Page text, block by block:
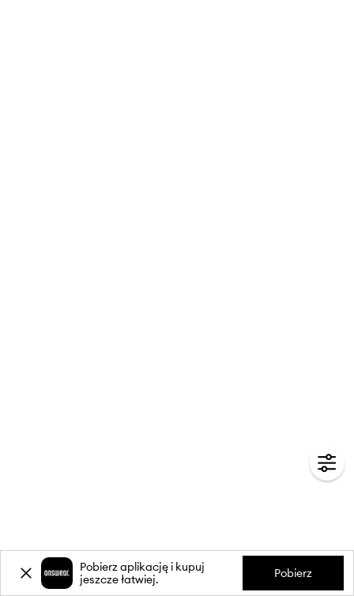
Pobierz aplikację i kupuj
jeszcze łatwiej.
Pobierz